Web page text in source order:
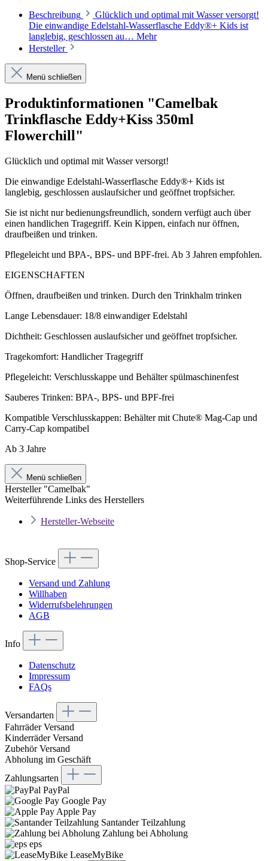
Beschreibung
Glücklich und optimal mit Wasser versorgt!
Die einwandige Edelstahl-Wasserflasche Eddy®+ Kids ist
langlebig, geschlossen au… Mehr
Hersteller
Menü schließen
Produktinformationen "Camelbak
Trinkflasche Eddy+Kiss 350ml
Flowerchill"
Glücklich und optimal mit Wasser versorgt!
Die einwandige Edelstahl-Wasserflasche Eddy®+ Kids ist
langlebig, geschlossen auslaufsicher und geöffnet tropfsicher.
Sie ist nicht nur bedienungsfreundlich, sondern verfügt auch über
einen handlichen Tragegriff. Kein Kippen, einfach nur öffnen,
draufbeißen und trinken.
Pflegeleicht und BPA-, BPS- und BPF-frei. Ab 3 Jahren empfohlen.
EIGENSCHAFTEN
Öffnen, draufbeißen und trinken. Durch den Trinkhalm trinken
Lange Lebensdauer: 18/8 einwandiger Edelstahl
Dichtheit: Geschlossen auslaufsicher und geöffnet tropfsicher.
Tragekomfort: Handlicher Tragegriff
Pflegeleicht: Verschlusskappe und Behälter spülmaschinenfest
Sauberes Trinken: BPA-, BPS- und BPF-frei
Kompatible Verschlusskappen: Behälter mit Chute® Mag-Cap und
Carry-Cap kompatibel
Ab 3 Jahre
Menü schließen
Hersteller "Camelbak"
Weiterführende Links des Herstellers
Hersteller-Webseite
Shop-Service
Versand und Zahlung
Willhaben
Widerrufsbelehrungen
AGB
Info
Datenschutz
Impressum
FAQs
Versandarten
Fahrräder Versand
Kinderräder Versand
Zubehör Versand
Abholung im Geschäft
Zahlungsarten
PayPal
Google Pay
Apple Pay
Santander Teilzahlung
Zahlung bei Abholung
eps
LeaseMyBike